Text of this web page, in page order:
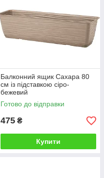
Балконний ящик Сахара 80
см із підставкою сіро-
бежевий
Готово до відправки
475 ₴
Купити